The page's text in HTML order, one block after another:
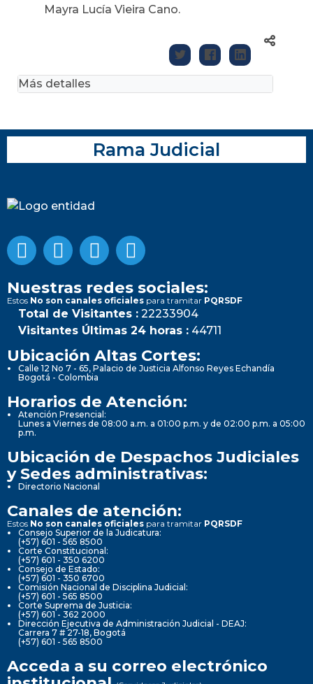
Mayra Lucía Vieira Cano.
Más detalles
Rama Judicial
Nuestras redes sociales:
Estos No son canales oficiales para tramitar PQRSDF
Total de Visitantes : 22233904
Visitantes Últimas 24 horas : 44711
Ubicación Altas Cortes:
Calle 12 No 7 - 65, Palacio de Justicia Alfonso Reyes Echandía
Bogotá - Colombia
Horarios de Atención:
Atención Presencial:
Lunes a Viernes de 08:00 a.m. a 01:00 p.m. y de 02:00 p.m. a 05:00
p.m.
Ubicación de Despachos Judiciales
y Sedes administrativas:
Directorio Nacional
Canales de atención:
Estos No son canales oficiales para tramitar PQRSDF
Consejo Superior de la Judicatura:
(+57) 601 - 565 8500
Corte Constitucional:
(+57) 601 - 350 6200
Consejo de Estado:
(+57) 601 - 350 6700
Comisión Nacional de Disciplina Judicial:
(+57) 601 - 565 8500
Corte Suprema de Justicia:
(+57) 601 - 362 2000
Dirección Ejecutiva de Administración Judicial - DEAJ:
Carrera 7 # 27-18, Bogotá
(+57) 601 - 565 8500
Acceda a su correo electrónico